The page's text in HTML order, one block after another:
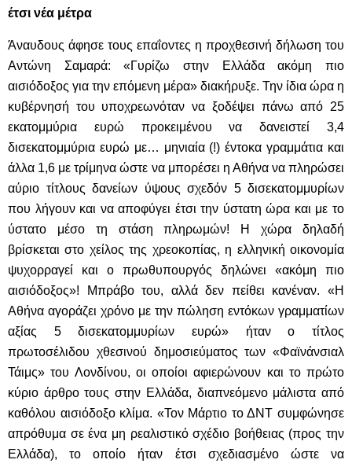
έτσι νέα μέτρα
Άναυδους άφησε τους επαΐοντες η προχθεσινή δήλωση του
Αντώνη Σαμαρά: «Γυρίζω στην Ελλάδα ακόμη πιο
αισιόδοξος για την επόμενη μέρα» διακήρυξε. Την ίδια ώρα η
κυβέρνησή του υποχρεωνόταν να ξοδέψει πάνω από 25
εκατομμύρια ευρώ προκειμένου να δανειστεί 3,4
δισεκατομμύρια ευρώ με… μηνιαία (!) έντοκα γραμμάτια και
άλλα 1,6 με τρίμηνα ώστε να μπορέσει η Αθήνα να πληρώσει
αύριο τίτλους δανείων ύψους σχεδόν 5 δισεκατομμυρίων
που λήγουν και να αποφύγει έτσι την ύστατη ώρα και με το
ύστατο μέσο τη στάση πληρωμών! Η χώρα δηλαδή
βρίσκεται στο χείλος της χρεοκοπίας, η ελληνική οικονομία
ψυχορραγεί και ο πρωθυπουργός δηλώνει «ακόμη πιο
αισιόδοξος»! Μπράβο του, αλλά δεν πείθει κανέναν. «Η
Αθήνα αγοράζει χρόνο με την πώληση εντόκων γραμματίων
αξίας 5 δισεκατομμυρίων ευρώ» ήταν ο τίτλος
πρωτοσέλιδου χθεσινού δημοσιεύματος των «Φαϊνάνσιαλ
Τάιμς» του Λονδίνου, οι οποίοι αφιερώνουν και το πρώτο
κύριο άρθρο τους στην Ελλάδα, διαπνεόμενο μάλιστα από
καθόλου αισιόδοξο κλίμα. «Τον Μάρτιο το ΔΝΤ συμφώνησε
απρόθυμα σε ένα μη ρεαλιστικό σχέδιο βοήθειας (προς την
Ελλάδα), το οποίο ήταν έτσι σχεδιασμένο ώστε να